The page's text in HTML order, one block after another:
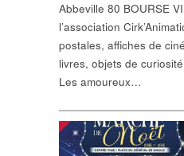
Abbeville 80 BOURSE
l’association
postales, affiches de
livres, objets de
Les amoureux…